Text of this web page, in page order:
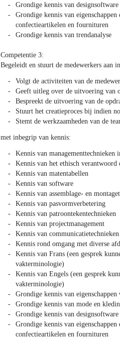
Grondige kennis van designsoftware
Grondige kennis van
confectieartikelen en fournituren
Grondige kennis van trendanalyse
Competentie 3:
Begeleidt en stuurt de medewerkers aan
Volgt de activiteiten van de
Geeft uitleg over de uitvoering van
Bespreekt de uitvoering van de
Stuurt het creatieproces bij indien
Stemt de werkzaamheden van de
met inbegrip van kennis:
Kennis van managementtechnieken
Kennis van het ethisch verantwoord
Kennis van matentabellen
Kennis van software
Kennis van assemblage- en
Kennis van pasvormverbetering
Kennis van patroontekentechnieken
Kennis van projectmanagement
Kennis van
Kennis rond omgang met diverse
Kennis van Frans (een gesprek
vakterminologie)
Kennis van Engels (een gesprek
vakterminologie)
Grondige kennis van eigenschappen
Grondige kennis van mode en
Grondige kennis van designsoftware
Grondige kennis van
confectieartikelen en fournituren